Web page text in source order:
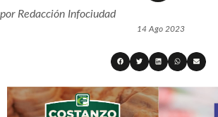
porRedacción Infociudad
14 Ago 2023